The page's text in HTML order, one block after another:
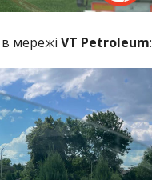
мережі VT Petroleum: